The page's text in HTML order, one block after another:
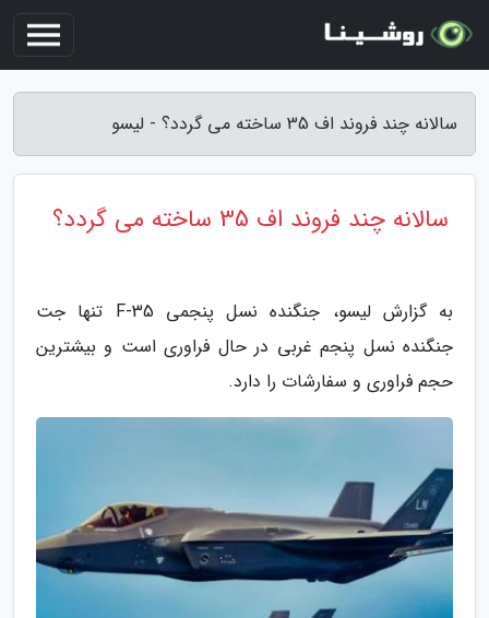
سالانه چند فروند اف 35 ساخته می گردد؟ - لیسو
سالانه چند فروند اف 35 ساخته می گردد؟
به گزارش لیسو، جنگنده نسل پنجمی F-35 تنها جت
جنگنده نسل پنجم غربی در حال فراوری است و بیشترین
حجم فراوری و سفارشات را دارد.